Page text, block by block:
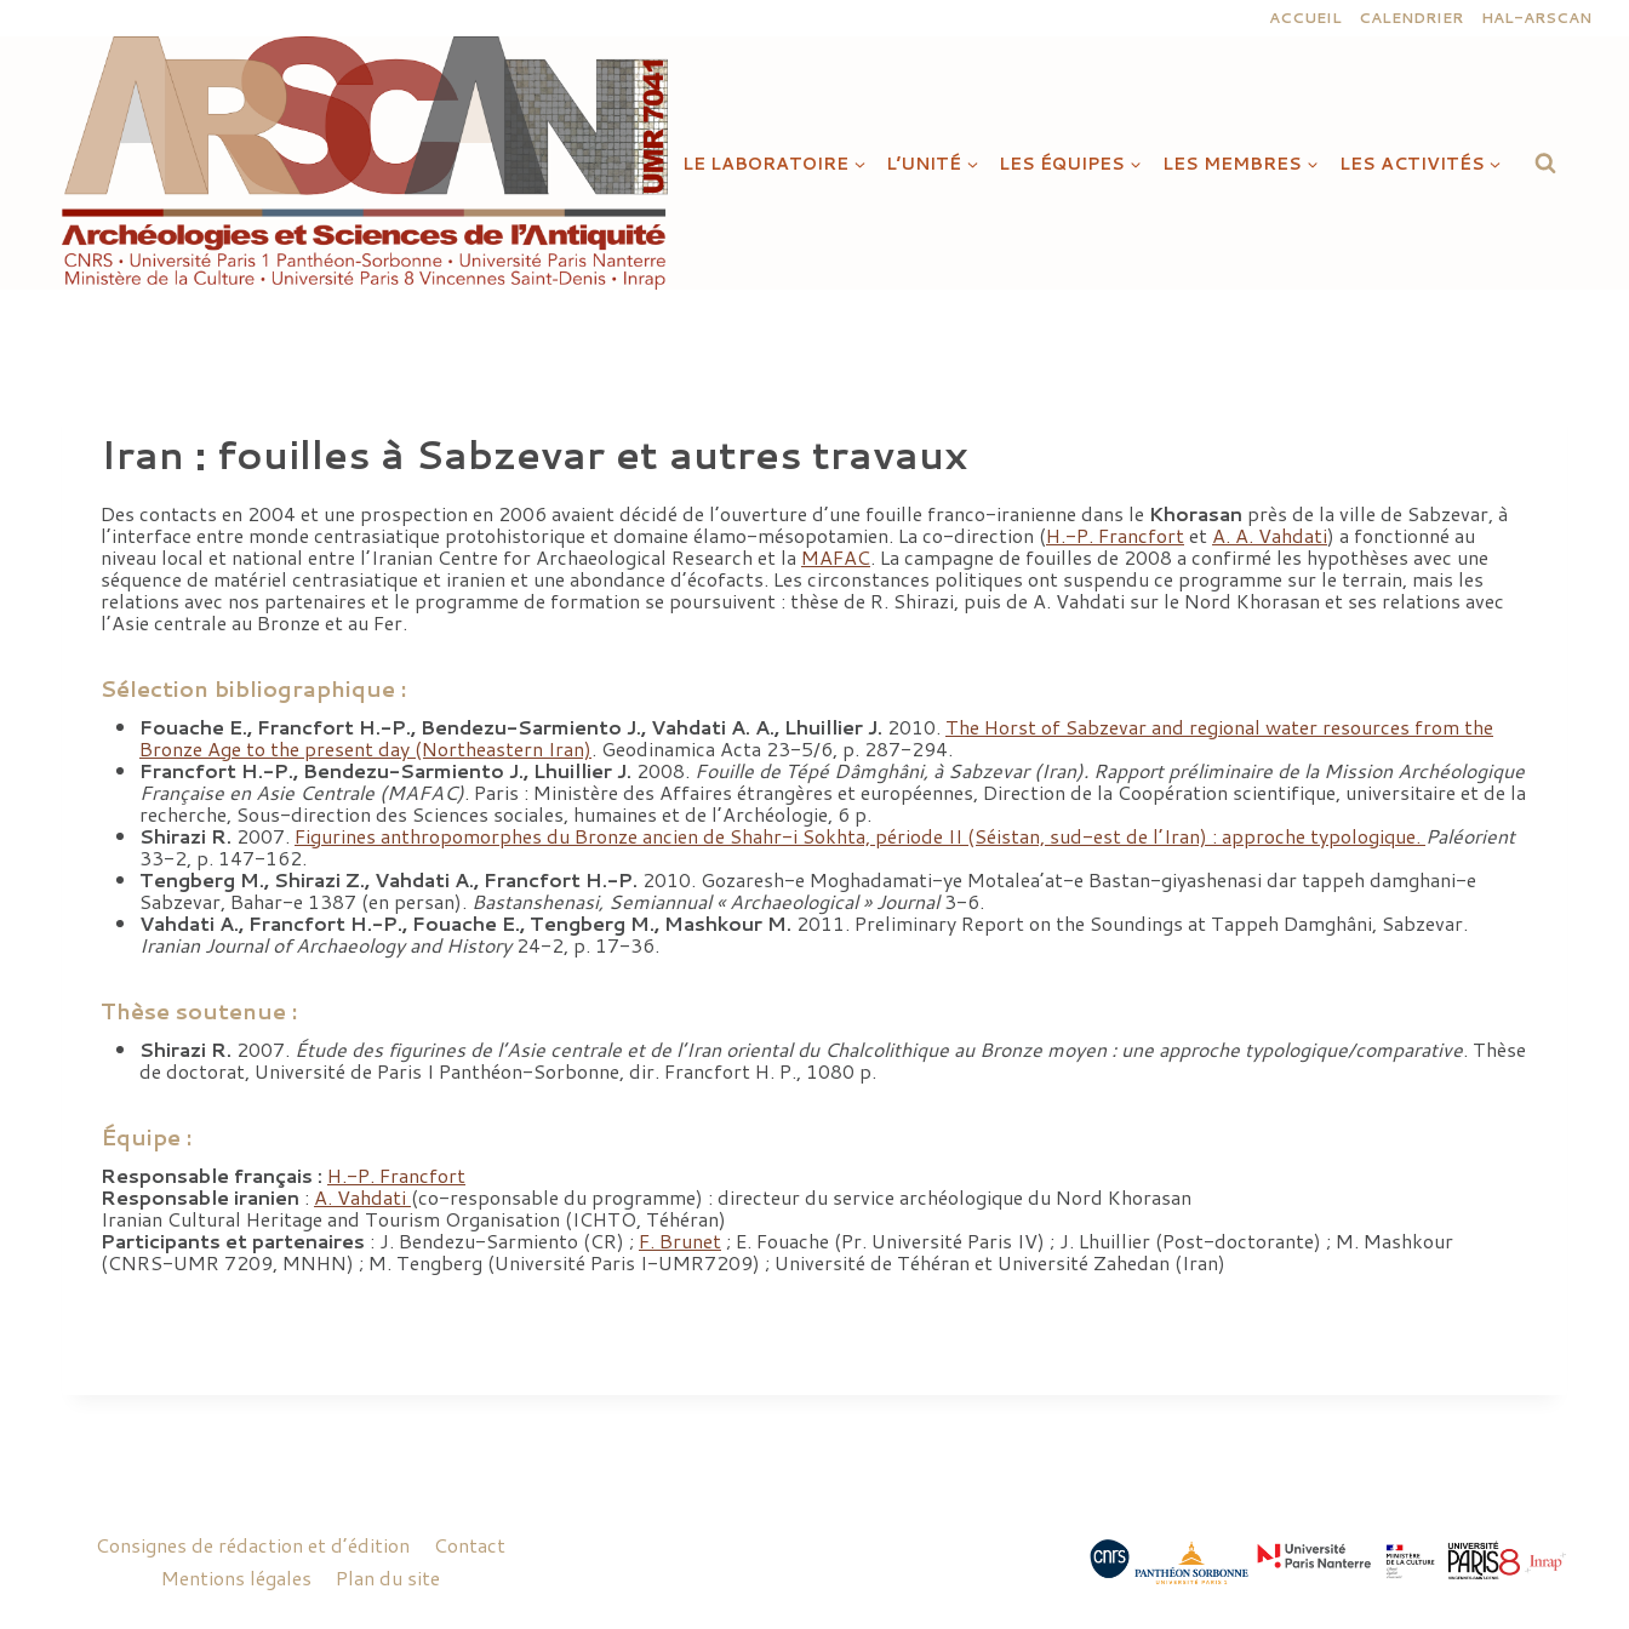
ACCUEIL CALENDRIER HAL-ARSCAN
LE LABORATOIRE L’UNITÉ LES ÉQUIPES LES MEMBRES LES ACTIVITÉS
Iran : fouilles à Sabzevar et autres travaux
Des contacts en 2004 et une prospection en 2006 avaient décidé de l’ouverture d’une fouille franco-iranienne dans le Khorasan près de la ville de Sabzevar, à
l’interface entre monde centrasiatique protohistorique et domaine élamo-mésopotamien. La co-direction (H.-P. Francfortet A. A. Vahdati) a fonctionné au
niveau local et national entre l’Iranian Centre for Archaeological Research et la MAFAC. La campagne de fouilles de 2008 a confirmé les hypothèses avec une
séquence de matériel centrasiatique et iranien et une abondance d’écofacts. Les circonstances politiques ont suspendu ce programme sur le terrain, mais les
relations avec nos partenaires et le programme de formation se poursuivent : thèse de R. Shirazi, puis de A. Vahdati sur le Nord Khorasan et ses relations avec
l’Asie centrale au Bronze et au Fer.
Sélection bibliographique :
Fouache E., Francfort H.-P., Bendezu-Sarmiento J., Vahdati A. A., Lhuillier J. 2010. The Horst of Sabzevar and regional water resources from the
Bronze Age to the present day (Northeastern Iran). Geodinamica Acta 23-5/6, p. 287-294.
Francfort H.-P., Bendezu-Sarmiento J., Lhuillier J. 2008. Fouille de Tépé Dâmghâni, à Sabzevar (Iran). Rapport préliminaire de la Mission Archéologique
Française en Asie Centrale (MAFAC). Paris : Ministère des Affaires étrangères et européennes, Direction de la Coopération scientifique, universitaire et de la
recherche, Sous-direction des Sciences sociales, humaines et de l’Archéologie, 6 p.
Shirazi R. 2007. Figurines anthropomorphes du Bronze ancien de Shahr-i Sokhta, période II (Séistan, sud-est de l’Iran) : approche typologique. Paléorient
33-2, p. 147-162.
Tengberg M., Shirazi Z., Vahdati A., Francfort H.-P. 2010. Gozaresh-e Moghadamati-ye Motalea’at-e Bastan-giyashenasi dar tappeh damghani-e
Sabzevar, Bahar-e 1387 (en persan). Bastanshenasi, Semiannual « Archaeological » Journal3-6.
Vahdati A., Francfort H.-P., Fouache E., Tengberg M., Mashkour M. 2011. Preliminary Report on the Soundings at Tappeh Damghâni, Sabzevar.
Iranian Journal of Archaeology and History24-2, p. 17-36.
Thèse soutenue :
Shirazi R. 2007. Étude des figurines de l’Asie centrale et de l’Iran oriental du Chalcolithique au Bronze moyen : une approche typologique/comparative. Thèse
de doctorat, Université de Paris I Panthéon-Sorbonne, dir. Francfort H. P., 1080 p.
Équipe :
Responsable français : H.-P. Francfort
Responsable iranien : A. Vahdati (co-responsable du programme) : directeur du service archéologique du Nord Khorasan
Iranian Cultural Heritage and Tourism Organisation (ICHTO, Téhéran)
Participants et partenaires : J. Bendezu-Sarmiento (CR) ; F. Brunet ; E. Fouache (Pr. Université Paris IV) ; J. Lhuillier (Post-doctorante) ; M. Mashkour
(CNRS-UMR 7209, MNHN) ; M. Tengberg (Université Paris I-UMR7209) ; Université de Téhéran et Université Zahedan (Iran)
Consignes de rédaction et d’édition
Contact
Mentions légales
Plan du site